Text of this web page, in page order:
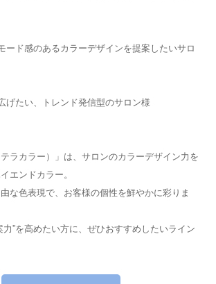
ード感のあるカラーデザインを提案したいサロ
げたい、トレンド発信型のサロン様
テラカラー）」は、サロンのカラーデザイン力を
エンドカラー。
な色表現で、お客様の個性を鮮やかに彩りま
力”を高めたい方に、ぜひおすすめしたいライン